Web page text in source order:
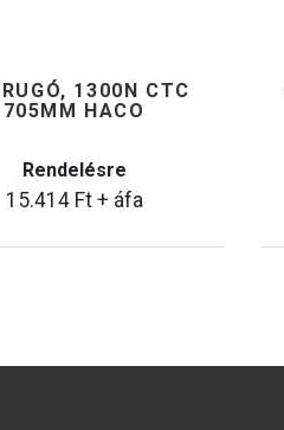
1300N CTC
705MM HACO
Rendelésre
15.414 Ft+ áfa